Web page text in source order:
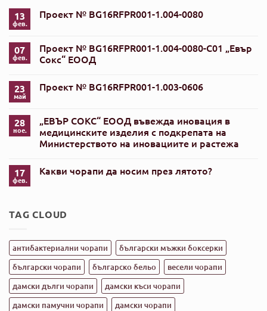
13
фев.
Проект № BG16RFPR001-1.004-0080
Проект
№
BG16RFPR001-
07
фев.
Проект № BG16RFPR001-1.004-0080-C01 „Евър
Сокс“ ЕООД
за
Проект
1.004-
0080-
C01
„Евър
Сокс“
23
май
Проект № BG16RFPR001-1.003-0606
Проект
№
BG16RFPR001-
1.003-
28
ное.
„ЕВЪР СОКС“ ЕООД въвежда иновация в
медицинските изделия с подкрепата на
Министерството на иновациите и растежа
за
иновация
в
с
подкрепата
на
Министерството
на
иновациите
и
растежа
17
фев.
Какви чорапи да носим през лятото?
чорапи
да
лятото?
TAG CLOUD
антибактериални чорапи
български мъжки боксерки
български чорапи
българско бельо
весели чорапи
дамски дълги чорапи
дамски къси чорапи
дамски памучни чорапи
дамски чорапи